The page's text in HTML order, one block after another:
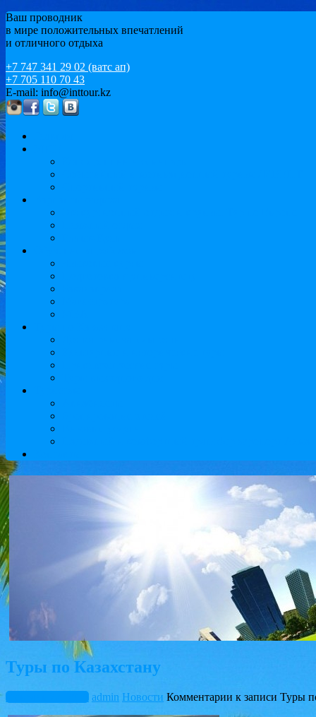
Ваш проводник
в мире положительных впечатлений
и отличного отдыха
+7 747 341 29 02 (ватс ап)
+7 705 110 70 43
E-mail: info@inttour.kz
Туры по Казахстану
Февраль 22, 2016 admin Новости Комментарии к записи Туры